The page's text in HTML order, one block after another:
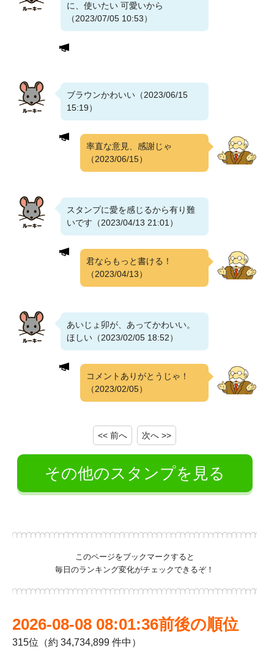
に、使いたい 可愛いから
（2023/07/05 10:53）
ブラウンかわいい（2023/06/15
15:19）
率直な意見、感謝じゃ
（2023/06/15）
スタンプに愛を感じるから有り難
いです（2023/04/13 21:01）
君ならもっと書ける！
（2023/04/13）
あいじょ卯が、あってかわいい。
ほしい（2023/02/05 18:52）
コメントありがとうじゃ！
（2023/02/05）
<< 前へ 次へ >>
その他のスタンプを見る
このページをブックマークすると
毎日のランキング変化がチェックできるぞ！
2026-08-08 08:01:36前後の順位
315位（約 34,734,899 件中）